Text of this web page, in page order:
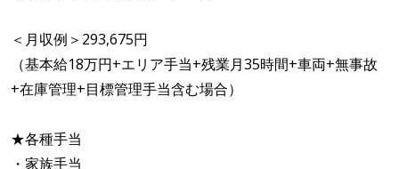
＜月収例＞293,675円
（基本給18万円+エリア手当+残業月35時間+車両+無事故
+在庫管理+目標管理手当含む場合）
★各種手当
・家族手当